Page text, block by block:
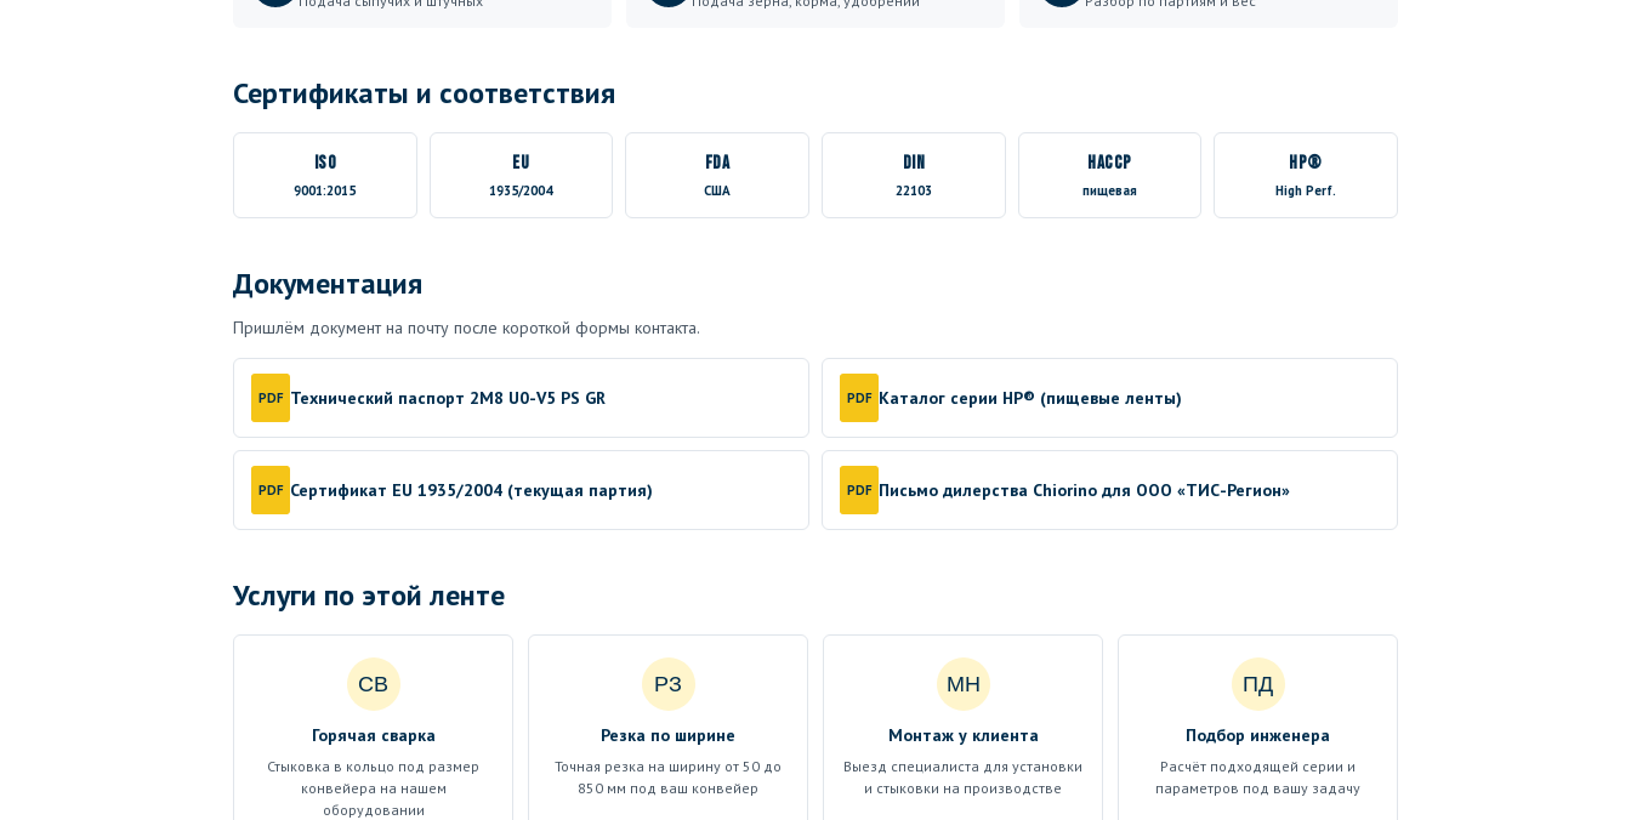
Сертификаты и соответствия
ISO
9001:2015
EU
1935/2004
FDA
США
DIN
22103
HACCP
пищевая
HP®
High Perf.
Документация
Пришлём документ на почту после короткой формы контакта.
PDF Технический паспорт 2M8 U0-V5 PS GR PDF Каталог серии HP® (пищевые ленты)
PDF Сертификат EU 1935/2004 (текущая партия) PDF Письмо дилерства Chiorino для ООО «ТИС-Регион»
Услуги по этой ленте
СВ
Горячая сварка
Стыковка в кольцо под размер
конвейера на нашем
оборудовании
РЗ
Резка по ширине
Точная резка на ширину от 50 до
850 мм под ваш конвейер
МН
Монтаж у клиента
Выезд специалиста для установки
и стыковки на производстве
ПД
Подбор инженера
Расчёт подходящей серии и
параметров под вашу задачу